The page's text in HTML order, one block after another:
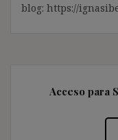
blog: https://
Acceso para